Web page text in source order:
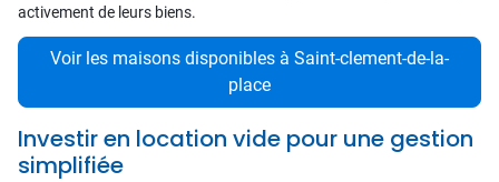
activement de leurs biens.
Voir les maisons disponibles à Saint-clement-de-la-
place
Investir en location vide pour une gestion
simplifiée